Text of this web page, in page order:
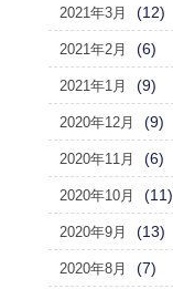
2021年3月 (12)
2021年2月 (6)
2021年1月 (9)
2020年12月 (9)
2020年11月 (6)
2020年10月 (11)
2020年9月 (13)
2020年8月 (7)